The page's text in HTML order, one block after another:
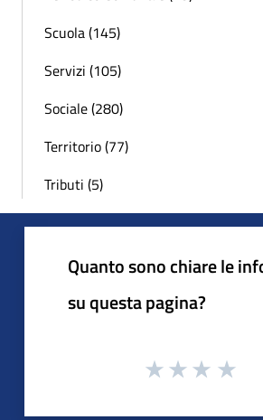
Scuola (145)
Servizi (105)
Sociale (280)
Territorio (77)
Tributi (5)
Quanto sono chiare le
su questa pagina?